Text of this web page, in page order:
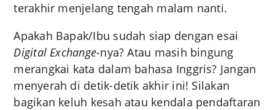
terakhir menjelang tengah malam nanti.
Apakah Bapak/Ibu sudah siap dengan esai
Digital Exchange-nya? Atau masih bingung
merangkai kata dalam bahasa Inggris? Jangan
menyerah di detik-detik akhir ini! Silakan
bagikan keluh kesah atau kendala pendaftaran